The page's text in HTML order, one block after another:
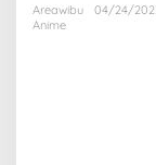
Areawibu
04/24/
Anime